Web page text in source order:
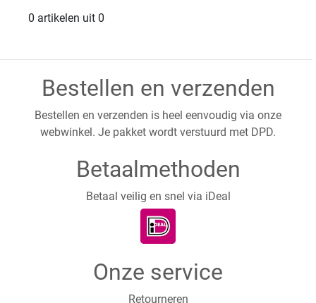
0 artikelen uit 0
Bestellen en verzenden
Bestellen en verzenden is heel eenvoudig via onze
webwinkel. Je pakket wordt verstuurd met DPD.
Betaalmethoden
Betaal veilig en snel via iDeal
Onze service
Retourneren